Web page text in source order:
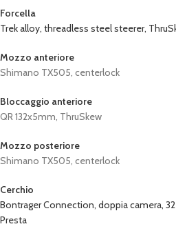
Forcella
Trek alloy, threadless steel steerer,
Mozzo anteriore
Shimano TX505, centerlock
Bloccaggio anteriore
QR 132x5mm, ThruSkew
Mozzo posteriore
Shimano TX505, centerlock
Cerchio
Bontrager Connection, doppia camera,
Presta